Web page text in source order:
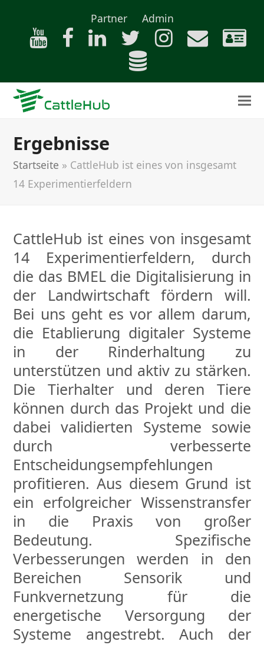
Partner Admin
Ergebnisse
Startseite » CattleHub ist eines von insgesamt
14 Experimentierfeldern
CattleHub ist eines von insgesamt
14 Experimentierfeldern, durch
die das BMEL die Digitalisierung in
der Landwirtschaft fördern will.
Bei uns geht es vor allem darum,
die Etablierung digitaler Systeme
in der Rinderhaltung zu
unterstützen und aktiv zu stärken.
Die Tierhalter und deren Tiere
können durch das Projekt und die
dabei validierten Systeme sowie
durch verbesserte
Entscheidungsempfehlungen
profitieren. Aus diesem Grund ist
ein erfolgreicher Wissenstransfer
in die Praxis von großer
Bedeutung. Spezifische
Verbesserungen werden in den
Bereichen Sensorik und
Funkvernetzung für die
energetische Versorgung der
Systeme angestrebt. Auch der